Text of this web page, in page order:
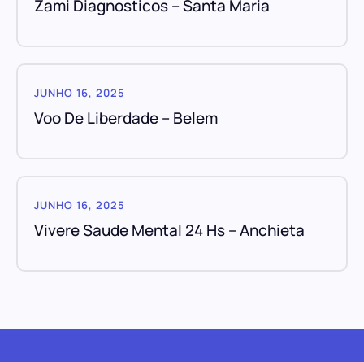
Zami Diagnosticos – Santa Maria
JUNHO 16, 2025
Voo De Liberdade – Belem
JUNHO 16, 2025
Vivere Saude Mental 24 Hs – Anchieta